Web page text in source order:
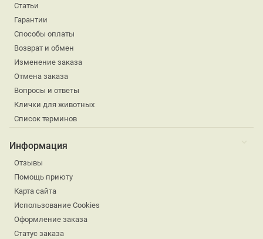
Статьи
Гарантии
Способы оплаты
Возврат и обмен
Изменение заказа
Отмена заказа
Вопросы и ответы
Клички для животных
Список терминов
Информация
Отзывы
Помощь приюту
Карта сайта
Использование Cookies
Оформление заказа
Статус заказа